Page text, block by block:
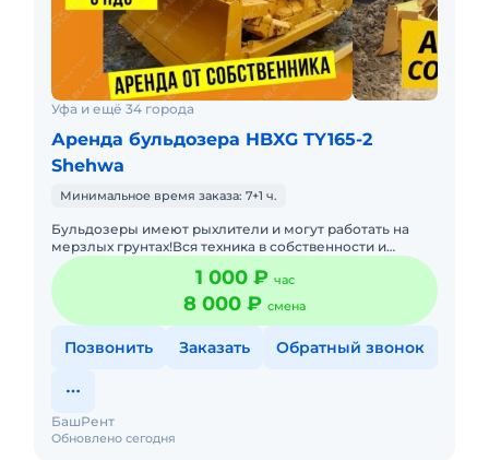
Уфа и ещё 34 города
Аренда бульдозера HBXG TY165-2
Shehwa
Минимальное время заказа: 7+1 ч.
Бульдозеры имеют рыхлители и могут работать на
мерзлых грунтах!Вся техника в собственности и
эксплуатируется профессиональными
механизаторами с опытом работ на
1 000 ₽ час
8 000 ₽ смена
Позвонить Заказать Обратный звонок
Обновлено сегодня
БашРент